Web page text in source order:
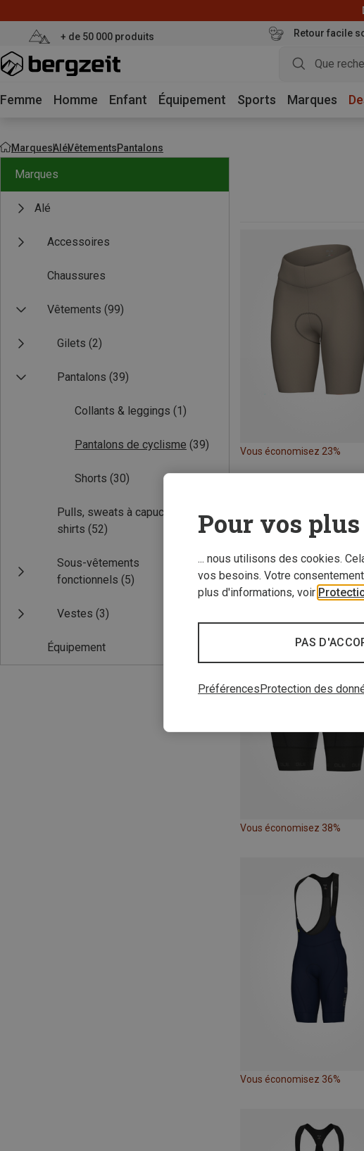
+ de 50 000 produits Retour facile
Femme Homme Enfant Équipement Sports Marques
MarquesAléVêtementsPantalons
Marques
Alé
Accessoires
Chaussures
Vêtements (99)
Gilets (2)
Pantalons (39)
Collants & leggings (1)
Pantalons de cyclisme (39)
Shorts (30)
Pulls, sweats à capuche, t-
shirts (52)
Sous-vêtements
fonctionnels (5)
Vestes (3)
Équipement
Vous économisez 23%
Vous économisez 38%
Vous économisez 36%
Pour vos
... nous utilisons des cookies.
vos besoins. Votre
plus d'informations, voir
PAS
PréférencesProtection des